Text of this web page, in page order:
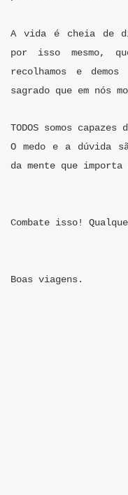
A vida é cheia de
por isso mesmo,
recolhamos e
sagrado que em nós
TODOS somos capazes
O medo e a dúvida
da mente que
Combate isso!
Boas viagens.